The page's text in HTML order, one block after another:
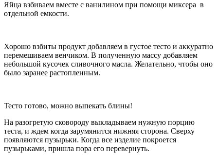
Яйца взбиваем вместе с ванилином при помощи миксера в
отдельной емкости.
Хорошо взбиты продукт добавляем в густое тесто и аккуратно
перемешиваем венчиком. В полученную массу добавляем
небольшой кусочек сливочного масла. Желательно, чтобы оно
было заранее растопленным.
Тесто готово, можно выпекать блины!
На разогретую сковороду выкладываем нужную порцию
теста, и ждем когда зарумянится нижняя сторона. Сверху
появляются пузырьки. Когда все изделие покроется
пузырьками, пришла пора его перевернуть.